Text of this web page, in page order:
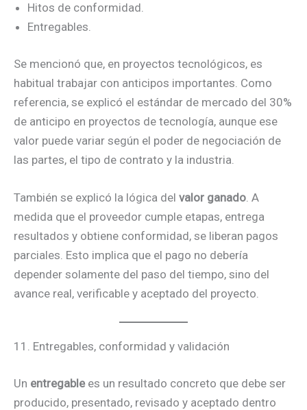
Hitos de conformidad.
Entregables.
Se mencionó que, en proyectos tecnológicos, es
habitual trabajar con anticipos importantes. Como
referencia, se explicó el estándar de mercado del 30%
de anticipo en proyectos de tecnología, aunque ese
valor puede variar según el poder de negociación de
las partes, el tipo de contrato y la industria.
También se explicó la lógica del valor ganado. A
medida que el proveedor cumple etapas, entrega
resultados y obtiene conformidad, se liberan pagos
parciales. Esto implica que el pago no debería
depender solamente del paso del tiempo, sino del
avance real, verificable y aceptado del proyecto.
11. Entregables, conformidad y validación
Un entregablees un resultado concreto que debe ser
producido, presentado, revisado y aceptado dentro